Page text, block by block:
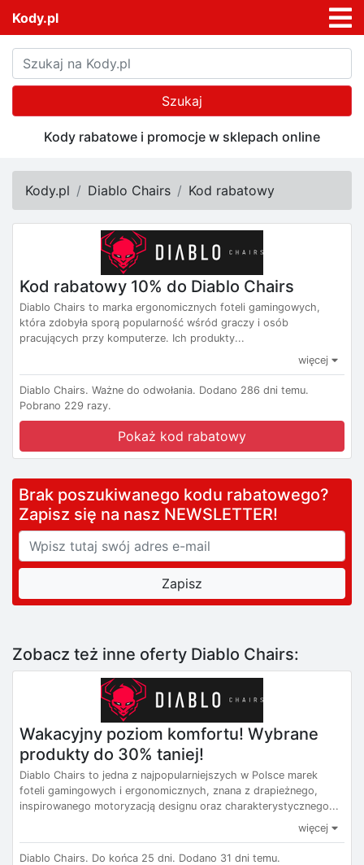
Kody.pl
Szukaj
Kody rabatowe i promocje w sklepach online
Kody.pl Diablo Chairs Kod rabatowy
Kod rabatowy 10% do Diablo Chairs
Diablo Chairs to marka ergonomicznych foteli gamingowych,
która zdobyła sporą popularność wśród graczy i osób
pracujących przy komputerze. Ich produkty...
więcej
Diablo Chairs. Ważne do odwołania. Dodano 286 dni temu.
Pobrano 229 razy.
Pokaż kod rabatowy
Brak poszukiwanego kodu rabatowego?
Zapisz się na nasz NEWSLETTER!
Zobacz też inne oferty Diablo Chairs:
Wakacyjny poziom komfortu! Wybrane
produkty do 30% taniej!
Diablo Chairs to jedna z najpopularniejszych w Polsce marek
foteli gamingowych i ergonomicznych, znana z drapieżnego,
inspirowanego motoryzacją designu oraz charakterystycznego...
więcej
Diablo Chairs. Do końca 25 dni. Dodano 31 dni temu.